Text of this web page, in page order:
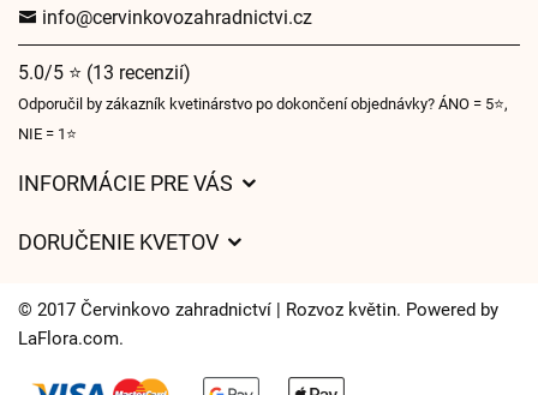
info@cervinkovozahradnictvi.cz
5.0/5 ⭐ (13 recenzií)
Odporučil by zákazník kvetinárstvo po dokončení objednávky? ÁNO = 5⭐,
NIE = 1⭐
INFORMÁCIE PRE VÁS
Časy doručenia kvetov – prehľad možností
DORUČENIE KVETOV
Kam doručujeme kvety
© 2017 Červinkovo zahradnictví | Rozvoz květin. Powered by
LaFlora.com.